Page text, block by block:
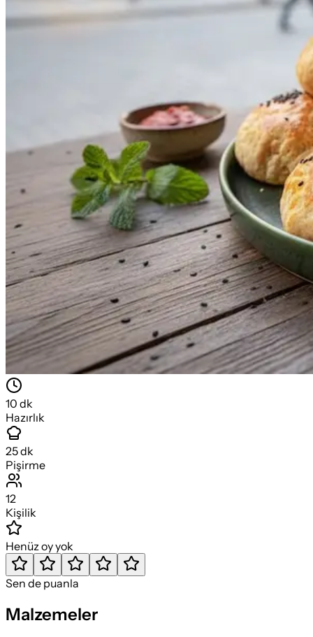
10 dk
Hazırlık
25dk
Pişirme
12
Kişilik
Henüz oy yok
Sen de puanla
Malzemeler